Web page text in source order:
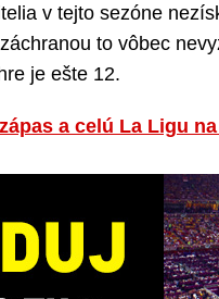
v tejto sezóne
to vôbec
je ešte 12.
a celú La Ligu